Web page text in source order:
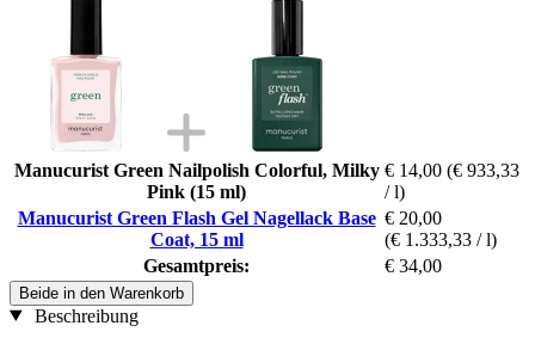
Manucurist Green Nailpolish Colorful, Milky
Pink (15 ml)
€ 14,00 (€ 933,33
/ l)
Manucurist Green Flash Gel Nagellack Base
Coat, 15 ml
€ 20,00
(€ 1.333,33 / l)
Gesamtpreis:
€ 34,00
Beide in den Warenkorb
Beschreibung